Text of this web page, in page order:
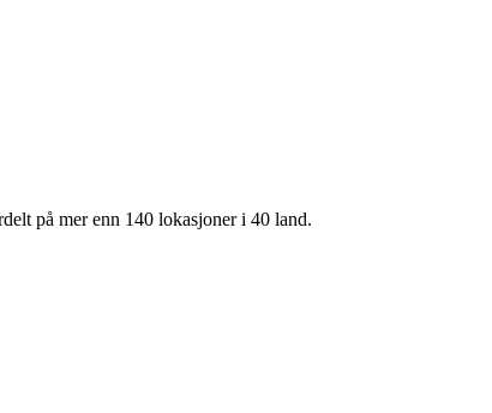
på mer enn 140 lokasjoner i 40 land.